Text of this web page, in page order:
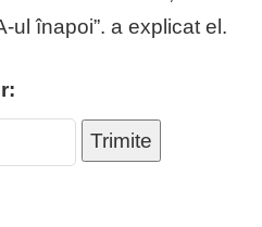
ul înapoi”. a explicat el.
Trimite